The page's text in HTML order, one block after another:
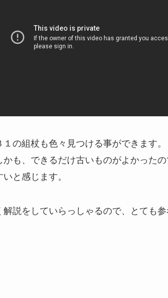
の組杖も色々見つける事ができます
かも、できるだけ古いものがよかった
と感じます。
解説をしていらっしゃるので、とても